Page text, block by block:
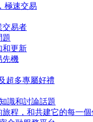
極速交易
交易者
題
和更新
先機
超多專屬好禮
識和討論話題
旅程，和共建它的每一個